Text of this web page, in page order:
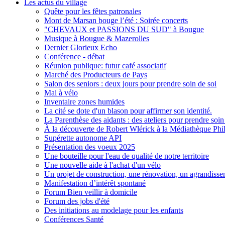
Les actus du village
Quête pour les fêtes patronales
Mont de Marsan bouge l’été : Soirée concerts
"CHEVAUX et PASSIONS DU SUD" à Bougue
Musique à Bougue & Mazerolles
Dernier Glorieux Echo
Conférence - débat
Réunion publique: futur café associatif
Marché des Producteurs de Pays
Salon des seniors : deux jours pour prendre soin de soi
Mai à vélo
Inventaire zones humides
La cité se dote d'un blason pour affirmer son identité.
La Parenthèse des aidants : des ateliers pour prendre
À la découverte de Robert Wlérick à la Médiathèque
Supérette autonome API
Présentation des voeux 2025
Une ­bouteille pour l'eau de qualité de notre territoire
Une nouvelle aide à l'achat d'un vélo
Un projet de construction, une rénovation, un
Manifestation d’intérêt spontané
Forum Bien veillir à domicile
Forum des jobs d'été
Des initiations au modelage pour les enfants
Conférences Santé